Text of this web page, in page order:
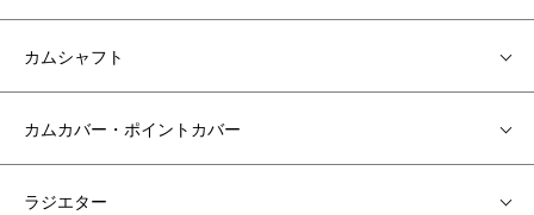
カムシャフト
カムカバー・ポイントカバー
ラジエター